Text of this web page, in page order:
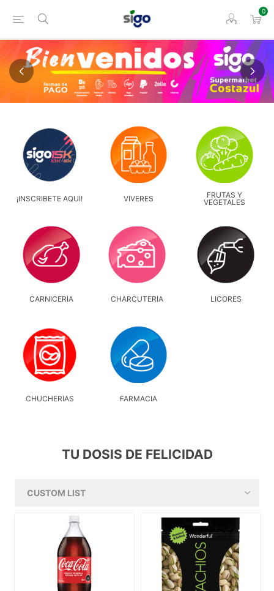
0
¡INSCRIBETE AQUÍ! VÍVERES
FRUTAS Y
VEGETALES
CARNICERÍA CHARCUTERÍA LICORES
CHUCHERÍAS FARMACIA
TU DOSIS DE FELICIDAD